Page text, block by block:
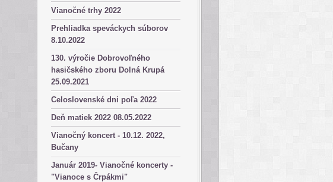
Vianočné trhy 2022
Prehliadka speváckych súborov
8.10.2022
130. výročie Dobrovoľného
hasičského zboru Dolná Krupá
25.09.2021
Celoslovenské dni poľa 2022
Deň matiek 2022 08.05.2022
Vianočný koncert - 10.12. 2022,
Bučany
Január 2019- Vianočné koncerty -
"Vianoce s Črpákmi"